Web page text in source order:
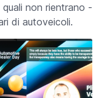
non rientrano -
di autoveicoli.